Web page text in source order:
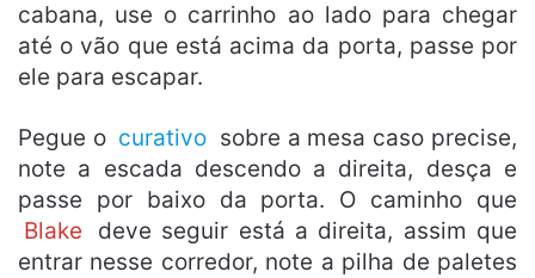
cabana, use o carrinho ao lado para chegar
até o vão que está acima da porta, passe por
ele para escapar.
Pegue o curativo sobre a mesa caso precise,
note a escada descendo a direita, desça e
passe por baixo da porta. O caminho que
Blake
deve seguir está a direita, assim que
entrar nesse corredor, note a pilha de paletes